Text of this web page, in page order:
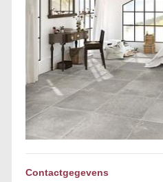
Contactgegevens